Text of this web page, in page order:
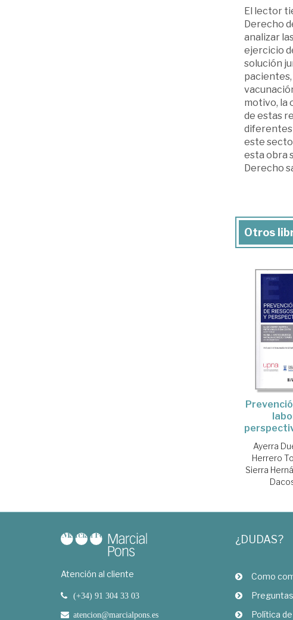
El lector
Derecho
analizar
ejercicio
solución
motivo, la
de estas
diferentes
este
esta obra
Derecho
Otros
Ayerra
Herrero
Sierra
Atención al cliente
(+34) 91 304 33 03
atencion@marcialpons.es
¿DUDAS?
Como
Política